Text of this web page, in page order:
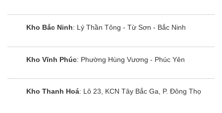
Kho Bắc Ninh: Lý Thần Tông - Từ Sơn - Bắc Ninh
Kho Vĩnh Phúc: Phường Hùng Vương - Phúc Yên
Kho Thanh Hoá: Lô 23, KCN Tây Bắc Ga, P. Đông Thọ